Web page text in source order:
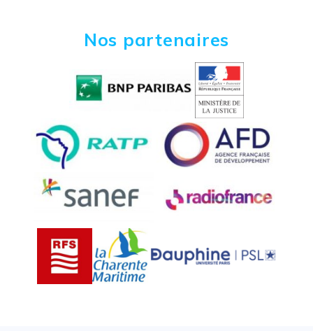
Nos partenaires